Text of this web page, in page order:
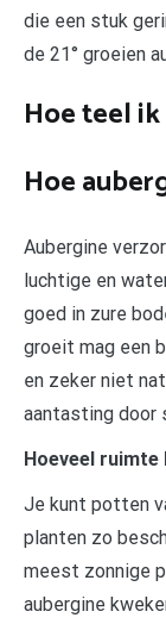
die een stuk
de 21° groeien
Hoe teel
Hoe
Aubergine
luchtige en
goed in zure
groeit mag een
en zeker niet
aantasting door
Hoeveel ruimte
Je kunt potten
planten zo
meest zonnige
aubergine